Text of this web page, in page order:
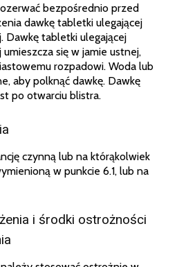
bezpośrednio przed
dawkę tabletki ulegającej
Dawkę tabletki ulegającej
się w jamie ustnej,
rozpadowi. Woda lub
aby polknąć dawkę. Dawkę
po otwarciu blistra.
czynną lub na którąkolwiek
w punkcie 6.1, lub na
i środki ostrożności